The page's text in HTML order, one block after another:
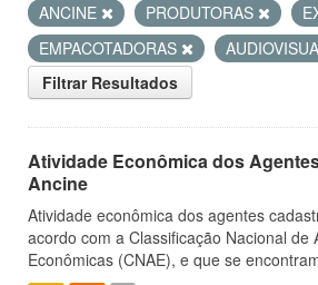
ANCINE
PRODUTORAS
EMPACOTADORAS
Filtrar Resultados
Atividade Econômica dos
Ancine
Atividade econômica dos agentes
acordo com a Classificação Nacional de
Econômicas (CNAE), e que se